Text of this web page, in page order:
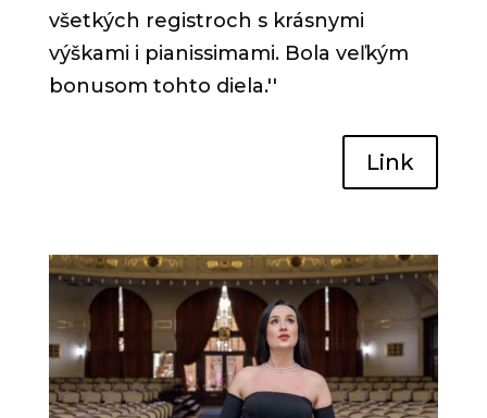
všetkých registroch s krásnymi
výškami i pianissimami. Bola veľkým
bonusom tohto diela.''
Link